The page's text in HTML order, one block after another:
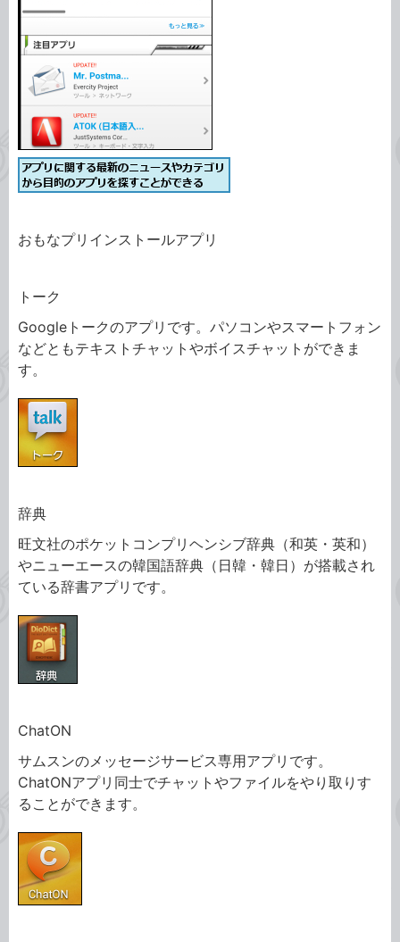
おもなプリインストールアプリ
トーク
Googleトークのアプリです。パソコンやスマートフォン
などともテキストチャットやボイスチャットができま
す。
辞典
旺文社のポケットコンプリヘンシブ辞典（和英・英和）
やニューエースの韓国語辞典（日韓・韓日）が搭載され
ている辞書アプリです。
ChatON
サムスンのメッセージサービス専用アプリです。
ChatONアプリ同士でチャットやファイルをやり取りす
ることができます。